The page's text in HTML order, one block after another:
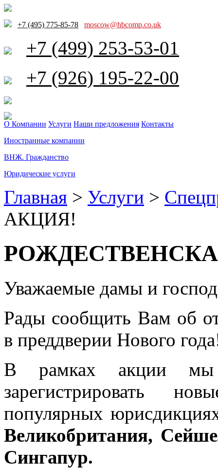
+7 (495) 775-85-78 moscow@hbcomp.co.uk
+7 (499) 253-53-01
+7 (926) 195-22-00
О Компании Услуги Наши предложения Контакты
Иностранные компании
ВНЖ. Гражданство
Юридические услуги
Главная > Услуги >
АКЦИЯ!
Уважаемые дамы и
Рады сообщить Вам об
в преддверии Нового
В рамках акции мы
зарегистрировать
популярных
Великобритания,
Сингапур.